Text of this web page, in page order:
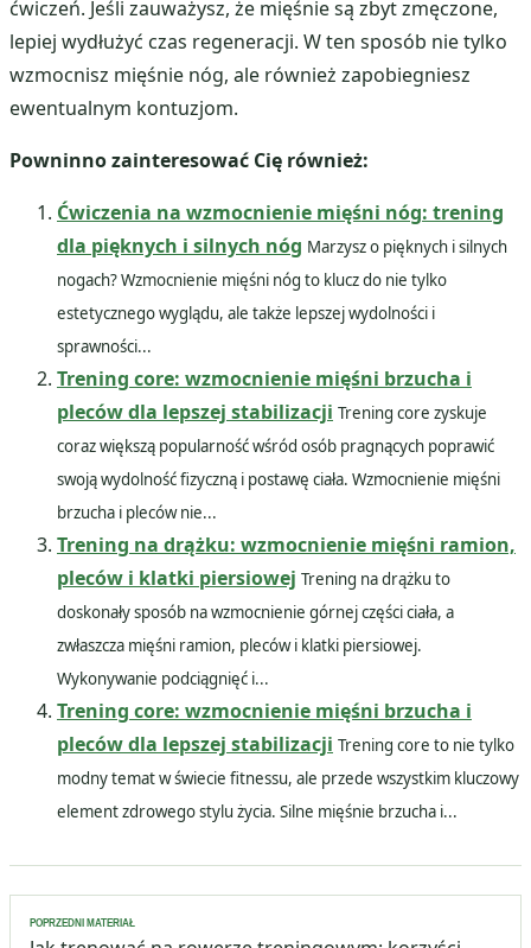
ćwiczeń. Jeśli zauważysz, że mięśnie są zbyt zmęczone,
lepiej wydłużyć czas regeneracji. W ten sposób nie tylko
wzmocnisz mięśnie nóg, ale również zapobiegniesz
ewentualnym kontuzjom.
Powninno zainteresować Cię również:
Ćwiczenia na wzmocnienie mięśni nóg: trening
dla pięknych i silnych nóg Marzysz o pięknych i silnych
nogach? Wzmocnienie mięśni nóg to klucz do nie tylko
estetycznego wyglądu, ale także lepszej wydolności i
sprawności...
Trening core: wzmocnienie mięśni brzucha i
pleców dla lepszej stabilizacji Trening core zyskuje
coraz większą popularność wśród osób pragnących poprawić
swoją wydolność fizyczną i postawę ciała. Wzmocnienie mięśni
brzucha i pleców nie...
Trening na drążku: wzmocnienie mięśni ramion,
pleców i klatki piersiowej Trening na drążku to
doskonały sposób na wzmocnienie górnej części ciała, a
zwłaszcza mięśni ramion, pleców i klatki piersiowej.
Wykonywanie podciągnięć i...
Trening core: wzmocnienie mięśni brzucha i
pleców dla lepszej stabilizacji Trening core to nie tylko
modny temat w świecie fitnessu, ale przede wszystkim kluczowy
element zdrowego stylu życia. Silne mięśnie brzucha i...
Nawigacja
POPRZEDNI MATERIAŁ